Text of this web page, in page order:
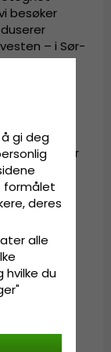
besøker
– i Sør-
og 1900-
Skapt på
deler
et par
gi deg
formålet
deres
alle
hvilke du